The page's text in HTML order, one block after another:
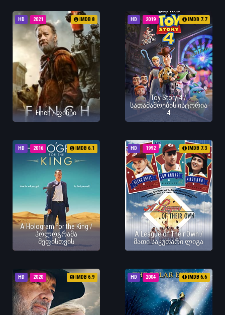
HD 2021 IMDB 8
Finch / ფინჩი
HD 2019 IMDB 7.7
Toy Story 4 /
სათამაშოების ისტორია
4
HD 2016 IMDB 6.1
A Hologram for the King /
ჰოლოგრამა
მეფისთვის
HD 1992 IMDB 7.3
A League of Their Own /
მათი საკუთარი ლიგა
HD 2020 IMDB 6.9 HD 2004 IMDB 6.6